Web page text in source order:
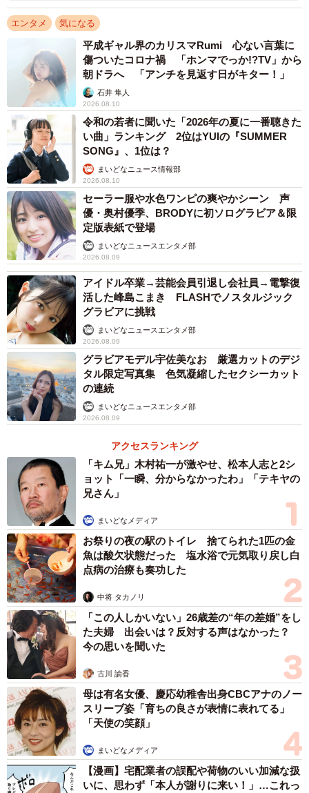
エンタメ 気になる
平成ギャル界のカリスマRumi 心ない言葉に
傷ついたコロナ禍 「ホンマでっか!?TV」から
朝ドラへ 「アンチを見返す日がキター！」
石井 隼人
2026.08.10
令和の若者に聞いた「2026年の夏に一番聴きた
い曲」ランキング 2位はYUIの『SUMMER
SONG』、1位は？
まいどなニュース情報部
2026.08.10
セーラー服や水色ワンピの爽やかシーン 声
優・奥村優季、BRODYに初ソログラビア＆限
定版表紙で登場
まいどなニュースエンタメ部
2026.08.09
アイドル卒業→芸能会員引退し会社員→電撃復
活した峰島こまき FLASHでノスタルジック
グラビアに挑戦
まいどなニュースエンタメ部
2026.08.09
グラビアモデル宇佐美なお 厳選カットのデジ
タル限定写真集 色気凝縮したセクシーカット
の連続
まいどなニュースエンタメ部
2026.08.09
アクセスランキング
「キム兄」木村祐一が激やせ、松本人志と2シ
ョット「一瞬、分からなかったわ」「テキヤの
兄さん」
まいどなメディア
お祭りの夜の駅のトイレ 捨てられた1匹の金
魚は酸欠状態だった 塩水浴で元気取り戻し白
点病の治療も奏功した
中将 タカノリ
「この人しかいない」26歳差の“年の差婚”をし
た夫婦 出会いは？反対する声はなかった？
今の思いを聞いた
古川 諭香
母は有名女優、慶応幼稚舎出身CBCアナのノー
スリーブ姿「育ちの良さが表情に表れてる」
「天使の笑顔」
まいどなメディア
【漫画】宅配業者の誤配や荷物のいい加減な扱
いに、思わず「本人が謝りに来い！」…これっ